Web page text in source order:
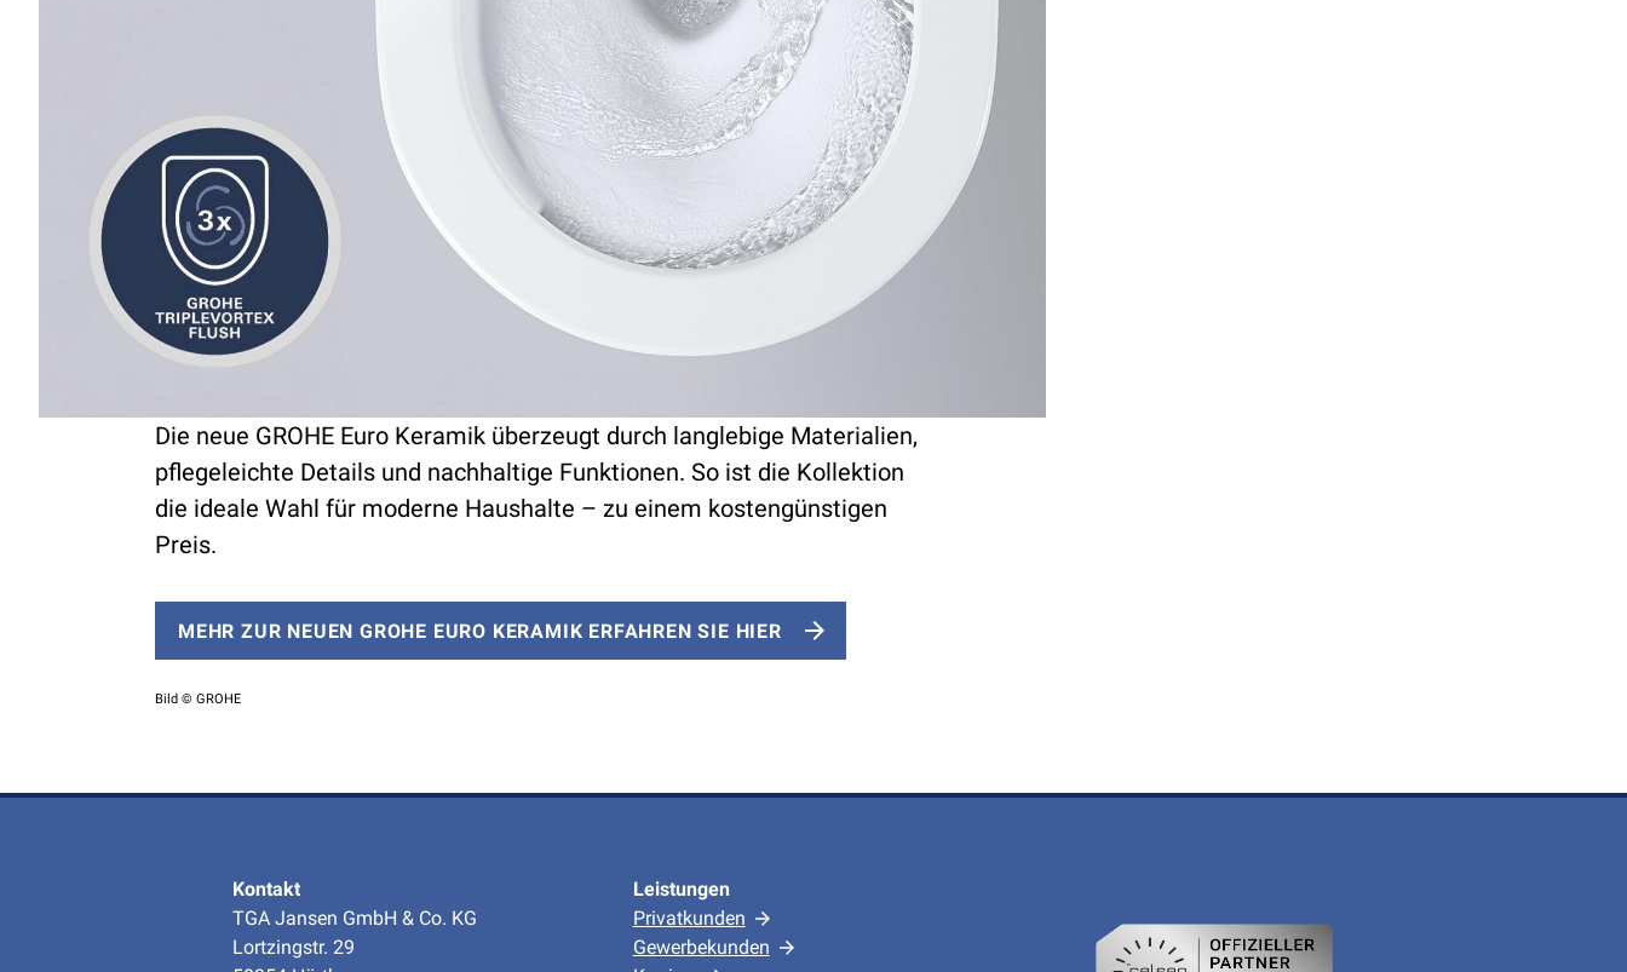
Die neue GROHE Euro Keramik überzeugt durch langlebige Materialien,
pflegeleichte Details und nachhaltige Funktionen. So ist die Kollektion
die ideale Wahl für moderne Haushalte – zu einem kostengünstigen
Preis.
MEHR ZUR NEUEN GROHE EURO KERAMIK ERFAHREN SIE HIER
Bild © GROHE
Kontakt
TGA Jansen GmbH & Co. KG
Lortzingstr. 29
Leistungen
Privatkunden
Gewerbekunden